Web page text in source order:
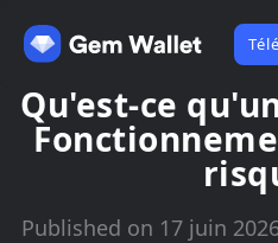
Qu'est-ce
Published on 17 juin